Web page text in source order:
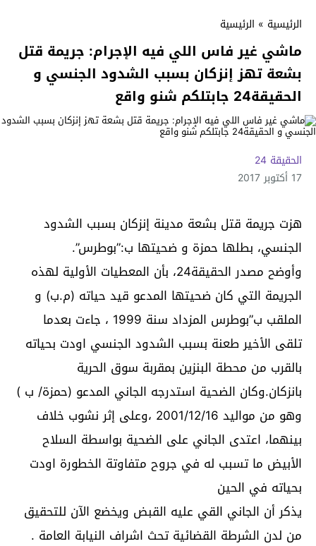
الرئيسية » الرئيسية
ماشي غير فاس اللي فيه الإجرام: جريمة قتل
بشعة تهز إنزكان بسبب الشدود الجنسي و
الحقيقة24 جابتلكم شنو واقع
الحقيقة 24
17 أكتوبر 2017
هزت جريمة قتل بشعة مدينة إنزكان بسبب الشدود
الجنسي، بطلها حمزة و ضحيتها ب:”بوطرس”.
وأوضح مصدر الحقيقة24، بأن المعطيات الأولية لهذه
الجريمة التي كان ضحيتها المدعو قيد حياته (م.ب) و
الملقب ب”بوطرس المزداد سنة 1999 ، جاءت بعدما
تلقى الأخير طعنة بسبب الشدود الجنسي اودت بحياته
بالقرب من محطة البنزين بمقربة سوق الحرية
بانزكان.وكان الضحية استدرجه الجاني المدعو (حمزة/ ب )
وهو من مواليد 2001/12/16 ،وعلى إثر نشوب خلاف
بينهما، اعتدى الجاني على الضحية بواسطة السلاح
الأبيض ما تسبب له في جروح متفاوتة الخطورة اودت
بحياته في الحين
يذكر أن الجاني القي عليه القبض ويخضع الآن للتحقيق
من لدن الشرطة القضائية تحث اشراف النيابة العامة .